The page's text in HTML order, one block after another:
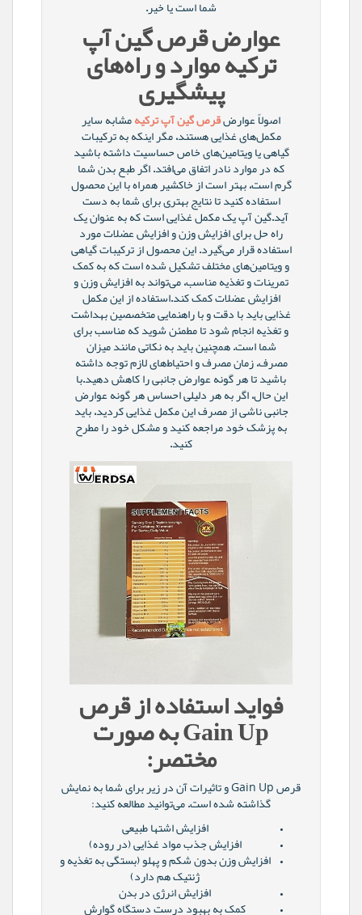
شما است یا خیر.
عوارض قرص گین آپ
ترکیه موارد و راه‌های
پیشگیری
اصولاً عوارضقرص گین آپ ترکیهمشابه سایر
مکمل‌های غذایی هستند، مگر اینکه به ترکیبات
گیاهی یا ویتامین‌های خاص حساسیت داشته باشید
که در موارد نادر اتفاق می‌افتد. اگر طبع بدن شما
گرم است، بهتر است از خاکشیر همراه با این محصول
استفاده کنید تا نتایج بهتری برای شما به دست
آید.گین آپ یک مکمل غذایی است که به عنوان یک
راه حل برای افزایش وزن و افزایش عضلات مورد
استفاده قرار می‌گیرد. این محصول از ترکیبات گیاهی
و ویتامین‌های مختلف تشکیل شده است که به کمک
تمرینات و تغذیه مناسب، می‌تواند به افزایش وزن و
افزایش عضلات کمک کند.استفاده از این مکمل
غذایی باید با دقت و با راهنمایی متخصصین بهداشت
و تغذیه انجام شود تا مطمئن شوید که مناسب برای
شما است. همچنین باید به نکاتی مانند میزان
مصرف، زمان مصرف و احتیاط‌های لازم توجه داشته
باشید تا هر گونه عوارض جانبی را کاهش دهید.با
این حال، اگر به هر دلیلی احساس هر گونه عوارض
جانبی ناشی از مصرف این مکمل غذایی کردید، باید
به پزشک خود مراجعه کنید و مشکل خود را مطرح
فواید استفاده از قرص
Gain Up به صورت
مختصر:
قرص Gain Up و تاثیرات آن در زیر برای شما به نمایش
گذاشته شده است. می‌توانید مطالعه کنید:
افزایش اشتها طبیعی
افزایش جذب مواد غذایی (در روده)
افزایش وزن بدون شکم و پهلو (بستگی به تغذیه و
ژنتیک هم دارد)
افزایش انرژی در بدن
کمک به بهبود درست دستگاه گوارش